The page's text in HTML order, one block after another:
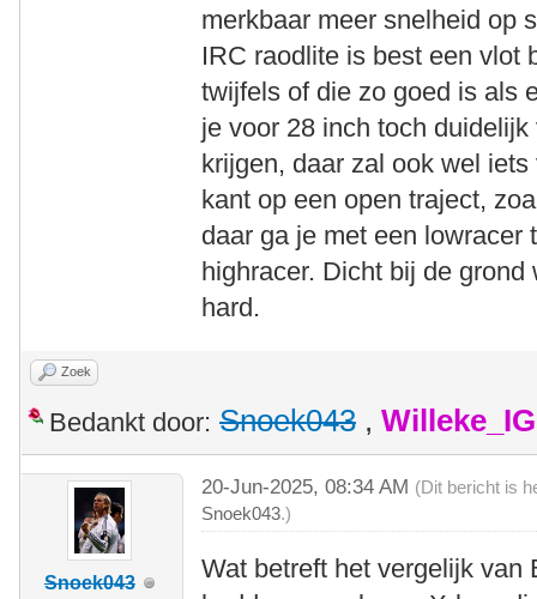
merkbaar meer snelheid op
IRC raodlite is best een vlot
twijfels of die zo goed is als
je voor 28 inch toch
krijgen, daar zal ook wel
kant op een open traject,
daar ga je met een lowracer
highracer. Dicht bij de
hard.
Zoek
Bedankt door: Snoek043 ,
Snoek043
20-Jun-2025, 08:34 AM (Dit bericht is
Snoek043.)
Wat betreft het vergelijk van